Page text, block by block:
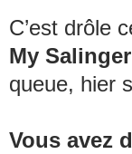
C’est drôle
My
queue, hier
Vous avez